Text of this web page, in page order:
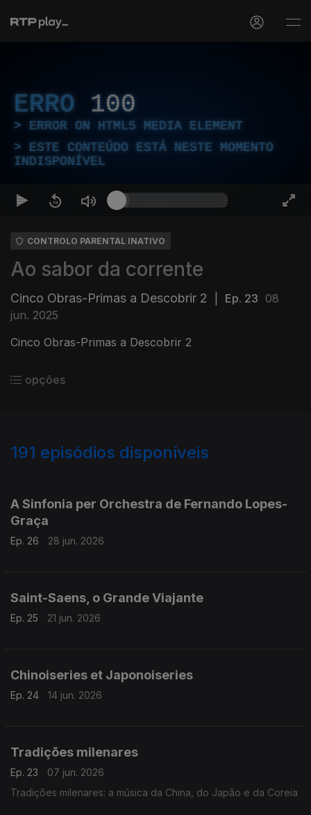
ERRO 100
ERROR ON HTML5 MEDIA ELEMENT
ESTE CONTEÚDO ESTÁ NESTE MOMENTO
INDISPONÍVEL
CONTROLO PARENTAL INATIVO
Ao sabor da corrente
Cinco Obras-Primas a Descobrir 2 Ep. 23 08
jun. 2025
Cinco Obras-Primas a Descobrir 2
opções
191 episódios disponíveis
A Sinfonia per Orchestra de Fernando Lopes-
Graça
Ep. 26 28 jun. 2026
Saint-Saens, o Grande Viajante
Ep. 25 21 jun. 2026
Chinoiseries et Japonoiseries
Ep. 24 14 jun. 2026
Tradições milenares
Ep. 23
07 jun. 2026
Tradições milenares: a música da China, do Japão e da Coreia